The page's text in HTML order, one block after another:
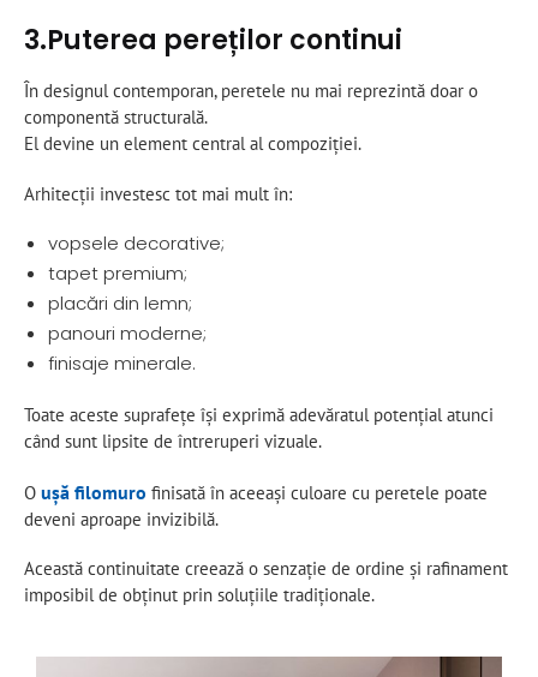
3.Puterea pereților continui
În designul contemporan, peretele nu mai reprezintă doar o
componentă structurală.
El devine un element central al compoziției.
Arhitecții investesc tot mai mult în:
vopsele decorative;
tapet premium;
placări din lemn;
panouri moderne;
finisaje minerale.
Toate aceste suprafețe își exprimă adevăratul potențial atunci
când sunt lipsite de întreruperi vizuale.
O ușă filomuro finisată în aceeași culoare cu peretele poate
deveni aproape invizibilă.
Această continuitate creează o senzație de ordine și rafinament
imposibil de obținut prin soluțiile tradiționale.